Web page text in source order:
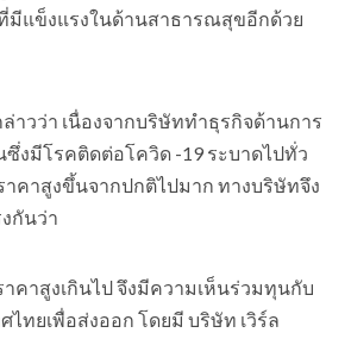
มีแข็งแรงในด้านสาธารณสุขอีกด้วย
ล่าวว่า เนื่องจากบริษัททำธุรกิจด้านการ
งมีโรคติดต่อโควิด -19 ระบาดไปทั่ว
คาสูงขึ้นจากปกติไปมาก ทางบริษัทจึง
กันว่า
คาสูงเกินไป จึงมีความเห็นร่วมทุนกับ
ไทยเพื่อส่งออก โดยมี บริษัท เวิร์ล